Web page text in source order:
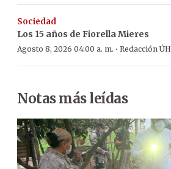
Sociedad
Los 15 años de Fiorella Mieres
Agosto 8, 2026 04:00 a. m. · Redacción ÚH
Notas más leídas